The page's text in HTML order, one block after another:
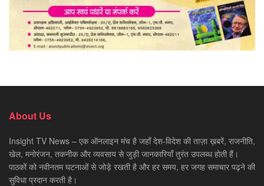
About Us
Insight TV News – एक ऑनलाइन मंच है जहाँ देश-विदेश की ताज़ा ख़बरें, राजनीति,
खेल, मनोरंजन, तकनीक और व्यवसाय से जुड़ी जानकारियाँ तुरंत उपलब्ध होती हैं।
पाठकों को नवीनतम घटनाओं से जोड़े रखती है और हर समय, हर जगह समाचार पढ़ने की
सुविधा प्रदान करती है।